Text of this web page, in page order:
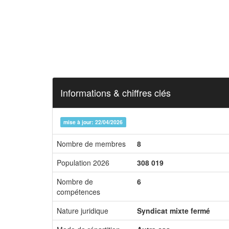
Informations & chiffres clés
mise à jour: 22/04/2026
Nombre de membres 8
Population 2026
308 019
Nombre de
compétences
6
Nature juridique
Syndicat mixte fermé